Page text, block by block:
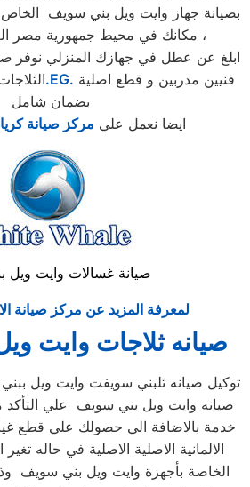
بصيانة جهاز وايت ويل بني سويف الخاص
مكانك في محيط جمهورية مصر العربية صيانه فورية ،
ابلغ عن عطل في جهازك المنزلي نوفر
.EG.
بضمان شامل
ايضا نعمل علي مركز صيانة
صيانة غسالات وايت ويل
لمعرفة المزيد عن مركز صيانة
صيانه ثلاجات وايت
توكيل صيانه ثلبني سويفت وايت ويل
صيانه وايت ويل بني سويف علي
خدمة بالاضافة الي حصولك علي قطع
الالمانية الاصلية الاصلية في حاله
الخاصة بأجهزة وايت ويل بني سويف